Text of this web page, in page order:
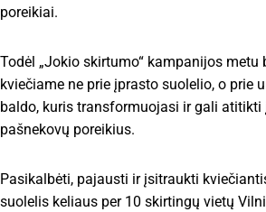
poreikiai.
Todėl „Jokio skirtumo“ kampanijos metu
kviečiame ne prie įprasto suolelio, o prie
baldo, kuris transformuojasi ir gali atitikti
pašnekovų poreikius.
Pasikalbėti, pajausti ir įsitraukti
suolelis keliaus per 10 skirtingų vietų